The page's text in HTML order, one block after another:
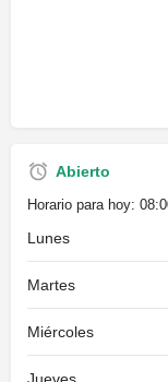
Abierto
Horario para hoy:
Lunes
Martes
Miércoles
Jueves